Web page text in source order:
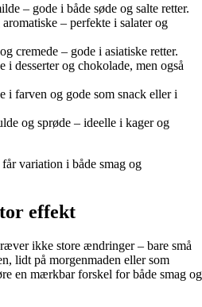
– gode i både søde og salte retter.
– perfekte i salater og
cremede – gode i asiatiske retter.
i desserter og chokolade, men også
i farven og gode som snack eller i
og sprøde – ideelle i kager og
variation i både smag og
effekt
ikke store ændringer – bare små
lidt på morgenmaden eller som
en mærkbar forskel for både smag og